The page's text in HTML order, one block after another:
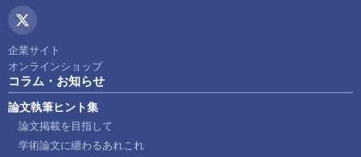
企業サイト
オンラインショップ
コラム・お知らせ
論文執筆ヒント集
論文掲載を目指して
学術論文に纏わるあれこれ